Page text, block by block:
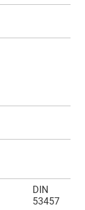
DIN
53457